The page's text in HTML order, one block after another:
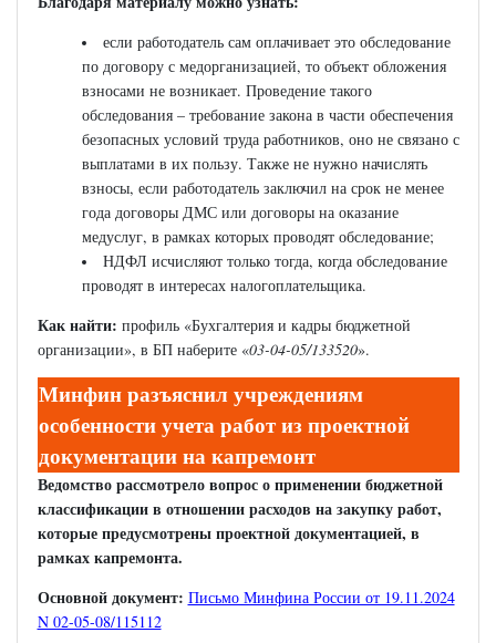
если работодатель сам оплачивает это обследование
по договору с медорганизацией, то объект обложения
взносами не возникает. Проведение такого
обследования – требование закона в части обеспечения
безопасных условий труда работников, оно не связано с
выплатами в их пользу. Также не нужно начислять
взносы, если работодатель заключил на срок не менее
года договоры ДМС или договоры на оказание
медуслуг, в рамках которых проводят обследование;
НДФЛ исчисляют только тогда, когда обследование
проводят в интересах налогоплательщика.
Как найти: профиль «Бухгалтерия и кадры бюджетной
организации», в БП наберите «03-04-05/133520».
Минфин разъяснил учреждениям
особенности учета работ из проектной
документации на капремонт
Ведомство рассмотрело вопрос о применении бюджетной
классификации в отношении расходов на закупку работ,
которые предусмотрены проектной документацией, в
рамках капремонта.
Основной документ: Письмо Минфина России от 19.11.2024
N 02-05-08/115112